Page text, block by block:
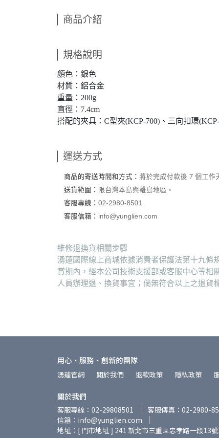
商品介紹
規格說明
顏色：銀色
材質：鋁合金
重量：200g
直徑：7.4cm
搭配的夾具：C型夾(KCP-700)、三向扣環
運送方式
商品的寄送時間和方式： 將於完成付款後 7 個工作
送貨範圍： 限台灣本島與離島地區。
客服專線： 02-2980-8501
客服信箱： info@yunglien.com
維修退換貨相關步驟
湧蓮國際線上商城依據消費者保護法第十九條
賞期內，經本公司技術支援部或客服中心等
人員辦理退、換貨事宜；倘無符合以上之退
用心、服務、創新的團隊
湧蓮官網 關於我們 退款政策 隱私政策
關於我們
客服專線：02-29808501
客服傳真：02-2980-
信箱：info@yunglien.com
地址：[ 門市地址 ] 241 新北市三重區忠孝路一段